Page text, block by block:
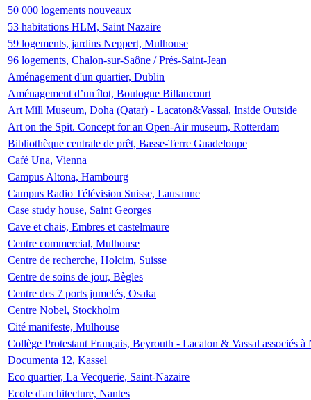
50 000 logements nouveaux
53 habitations HLM, Saint Nazaire
59 logements, jardins Neppert, Mulhouse
96 logements, Chalon-sur-Saône / Prés-Saint-Jean
Aménagement d'un quartier, Dublin
Aménagement d’un îlot, Boulogne Billancourt
Art Mill Museum, Doha (Qatar) - Lacaton&Vassal, Inside Outside
Art on the Spit. Concept for an Open-Air museum, Rotterdam
Bibliothèque centrale de prêt, Basse-Terre Guadeloupe
Café Una, Vienna
Campus Altona, Hambourg
Campus Radio Télévision Suisse, Lausanne
Case study house, Saint Georges
Cave et chais, Embres et castelmaure
Centre commercial, Mulhouse
Centre de recherche, Holcim, Suisse
Centre de soins de jour, Bègles
Centre des 7 ports jumelés, Osaka
Centre Nobel, Stockholm
Cité manifeste, Mulhouse
Collège Protestant Français, Beyrouth - Lacaton & Vassal associés
Documenta 12, Kassel
Eco quartier, La Vecquerie, Saint-Nazaire
Ecole d'architecture, Nantes